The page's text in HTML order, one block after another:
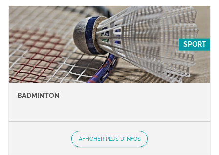
SPORT
BADMINTON
AFFICHER PLUS D'INFOS